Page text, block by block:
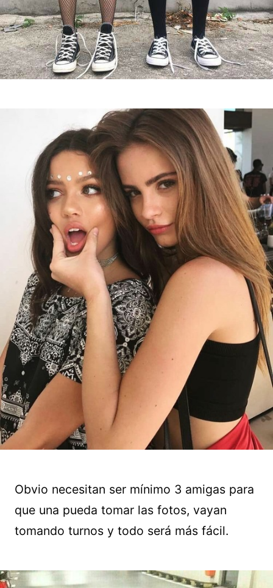
Obvio necesitan ser mínimo 3 amigas para
que una pueda tomar las fotos, vayan
tomando turnos y todo será más fácil.